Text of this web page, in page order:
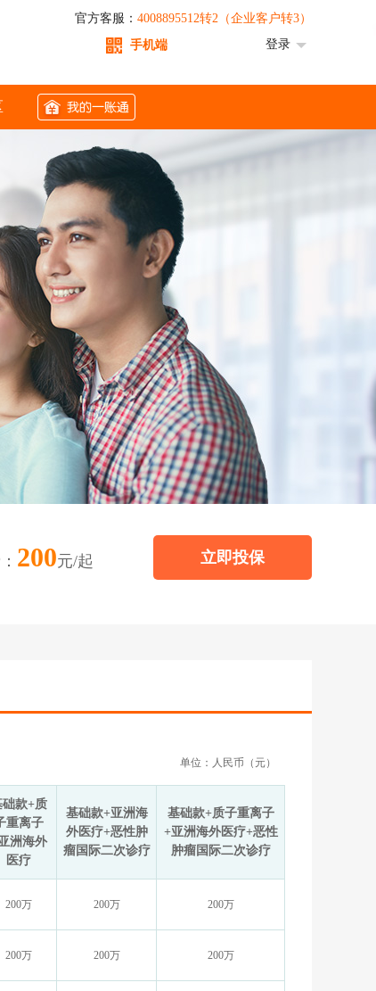
官方客服： 4008895512转2（企业客户转3）
登录
手机端
200元/起 立即投保
单位：人民币（元）
础款+质
重离子
洲海外
医疗
基础款+亚洲海
外医疗+恶性肿
瘤国际二次诊疗
基础款+质子重离子
+亚洲海外医疗+恶性
肿瘤国际二次诊疗
200万 200万 200万
200万 200万 200万